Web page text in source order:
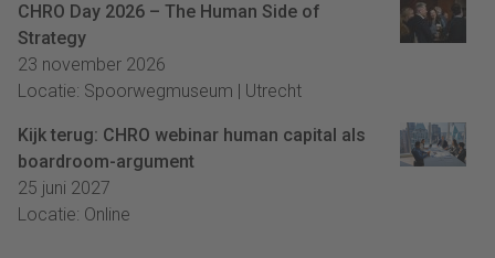
CHRO Day 2026 – The Human Side of
Strategy
23 november 2026
Locatie: Spoorwegmuseum | Utrecht
Kijk terug: CHRO webinar human capital als
boardroom-argument
25 juni 2027
Locatie: Online